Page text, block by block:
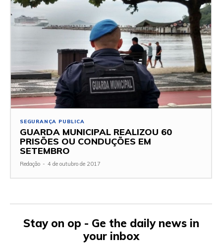
SEGURANÇA PUBLICA
GUARDA MUNICIPAL REALIZOU 60
PRISÕES OU CONDUÇÕES EM
SETEMBRO
Redação - 4 de outubro de 2017
Stay on op - Ge the daily news in
your inbox